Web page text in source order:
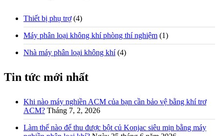
Thiết bị phụ trợ (4)
Máy phân loại không khí phòng thí nghiệm (1)
Nhà máy phân loại không khí (4)
Tin tức mới nhất
Khi nào máy nghiền ACM của bạn cần bảo vệ bằng khí trơ
ACM? Tháng 7, 2, 2026
Làm thế nào để thu được bột củ Konjac siêu mịn bằng máy